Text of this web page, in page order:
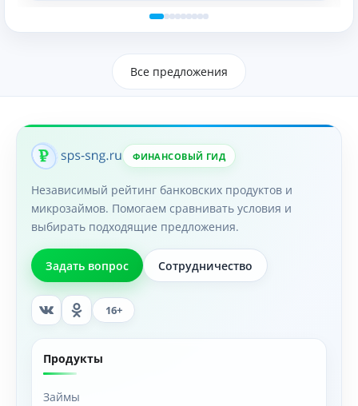
Все предложения
ФИНАНСОВЫЙ ГИД
Независимый рейтинг банковских продуктов и
микрозаймов. Помогаем сравнивать условия и
выбирать подходящие предложения.
Задать вопрос Сотрудничество
16+
Продукты
Займы